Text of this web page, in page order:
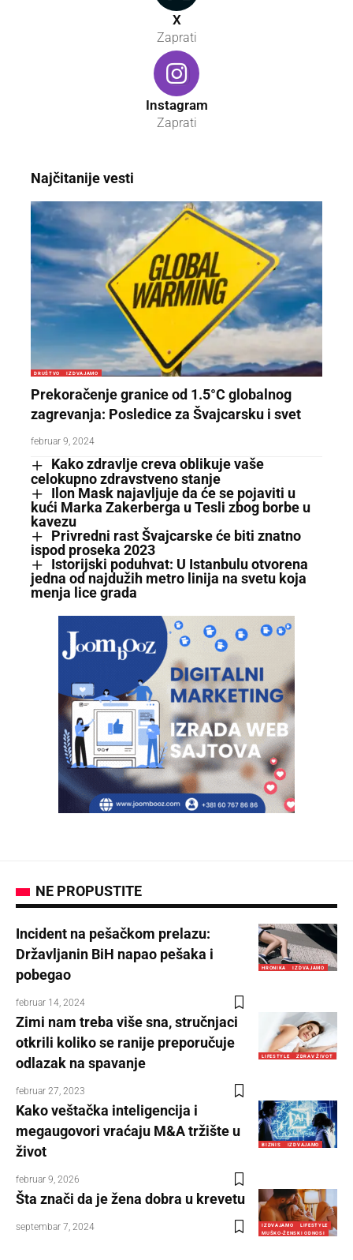
X
Zaprati
Instagram
Zaprati
Najčitanije vesti
DRUŠTVO IZDVAJAMO
Prekoračenje granice od 1.5°C globalnog
zagrevanja: Posledice za Švajcarsku i svet
februar 9, 2024
Kako zdravlje creva oblikuje vaše
celokupno zdravstveno stanje
Ilon Mask najavljuje da će se pojaviti u
kući Marka Zakerberga u Tesli zbog borbe u
kavezu
Privredni rast Švajcarske će biti znatno
ispod proseka 2023
Istorijski poduhvat: U Istanbulu otvorena
jedna od najdužih metro linija na svetu koja
menja lice grada
NE PROPUSTITE
HRONIKA IZDVAJAMO
Incident na pešačkom prelazu:
Državljanin BiH napao pešaka i
pobegao
februar 14, 2024
LIFESTYLE ZDRAV ŽIVOT
Zimi nam treba više sna, stručnjaci
otkrili koliko se ranije preporučuje
odlazak na spavanje
februar 27, 2023
BIZNIS IZDVAJAMO
Kako veštačka inteligencija i
megaugovori vraćaju M&A tržište u
život
februar 9, 2026
IZDVAJAMO
LIFESTYLE
MUŠKO-ŽENSKI ODNOSI
Šta znači da je žena dobra u krevetu
septembar 7, 2024